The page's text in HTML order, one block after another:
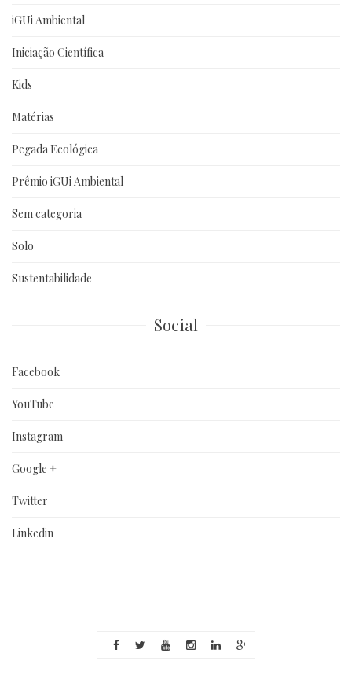
iGUi Ambiental
Iniciação Científica
Kids
Matérias
Pegada Ecológica
Prêmio iGUi Ambiental
Sem categoria
Solo
Sustentabilidade
Social
Facebook
YouTube
Instagram
Google +
Twitter
Linkedin